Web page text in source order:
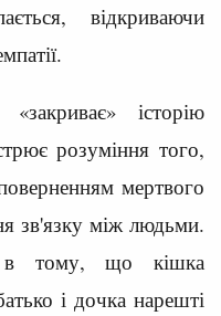
відкриваючи
історію
розуміння того,
мертвого
зв'язку між людьми.
тому, що кішка
і дочка нарешті